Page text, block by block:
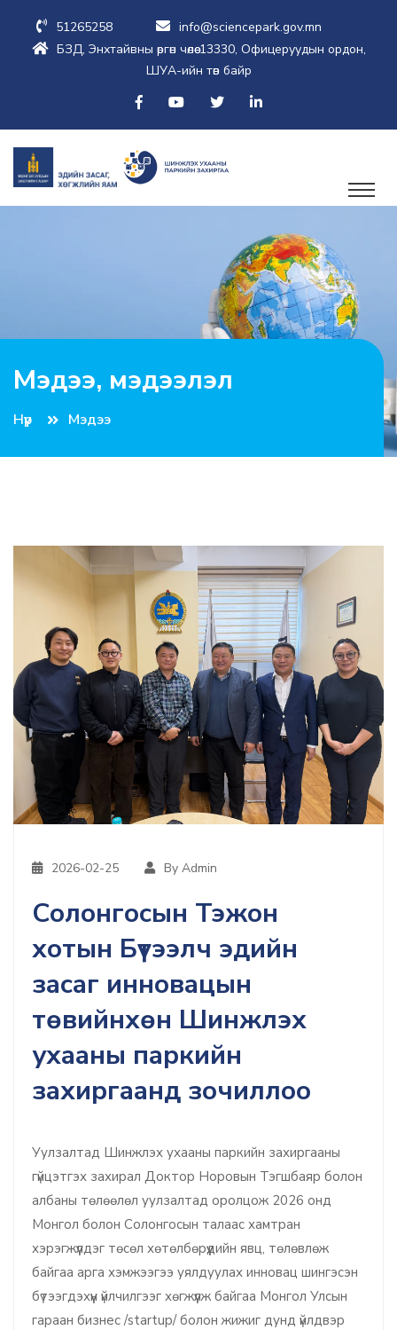
51265258
info@sciencepark.gov.mn
БЗД, Энхтайвны өргөн чөлөө-13330, Офицеруудын ордон,
ШУА-ийн төв байр
Мэдээ, мэдээлэл
Нүүр Мэдээ
2026-02-25 By Admin
Солонгосын Тэжон
хотын Бүтээлч эдийн
засаг инновацын
төвийнхөн Шинжлэх
ухааны паркийн
захиргаанд зочиллоо
Уулзалтад Шинжлэх ухааны паркийн захиргааны
гүйцэтгэх захирал Доктор Норовын Тэгшбаяр болон
албаны төлөөлөл уулзалтад оролцож 2026 онд
Монгол болон Солонгосын талаас хамтран
хэрэгжүүлдэг төсөл хөтөлбөрүүдийн явц, төлөвлөж
байгаа арга хэмжээгээ уялдуулах инновац шингэсэн
бүтээгдэхүүн үйлчилгээг хөгжүүлж байгаа Монгол Улсын
гараан бизнес /startup/ болон жижиг дунд үйлдвэр